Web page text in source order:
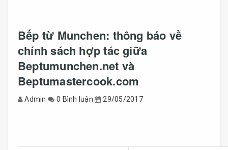
Bếp từ Munchen: thông báo về
chính sách hợp tác giữa
Beptumunchen.net và
Beptumastercook.com
Admin 0 Bình luận 29/05/2017